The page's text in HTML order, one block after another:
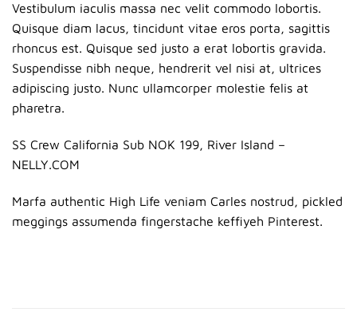
Vestibulum iaculis massa nec velit commodo lobortis.
Quisque diam lacus, tincidunt vitae eros porta, sagittis
rhoncus est. Quisque sed justo a erat lobortis gravida.
Suspendisse nibh neque, hendrerit vel nisi at, ultrices
adipiscing justo. Nunc ullamcorper molestie felis at
pharetra.
SS Crew California Sub NOK 199, River Island –
NELLY.COM
Marfa authentic High Life veniam Carles nostrud, pickled
meggings assumenda fingerstache keffiyeh Pinterest.